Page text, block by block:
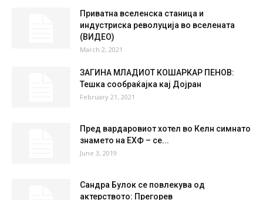
Приватна вселенска станица и
индустриска револуција во вселената
(ВИДЕО)
March 2, 2021
ЗАГИНА МЛАДИОТ КОШАРКАР ПЕНОВ:
Тешка сообраќајка кај Дојран
February 21, 2021
Пред вардаровиот хотел во Келн симнато
знамето на ЕХФ – се...
June 3, 2019
Сандра Булок се повлекува од
актерството: Прегорев